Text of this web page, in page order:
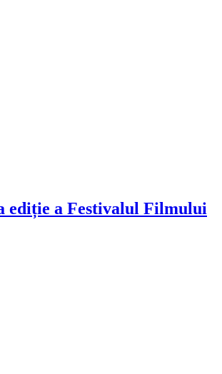
ediție a Festivalul Filmului